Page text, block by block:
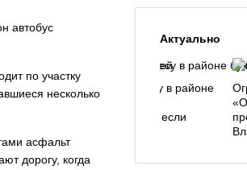
автобус
по участку
несколько
асфальт
дорогу, когда
Актуально
ребёнком заблудилась в лесу в районе
к походу, и что делать, если